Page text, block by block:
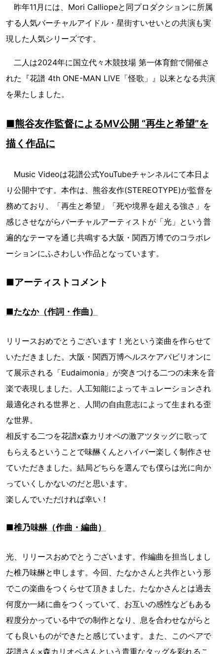
昨年11月には、Mori Calliopeと同プロダクションに所属
する人気バーチャルアイドル・星街すいせいとの共演も実
現した人気シリーズです。
二人は2024年に国立代々木競技場 第一体育館で開催さ
れた『花譜 4th ONE-MAN LIVE「怪歌」』以来となる共演
を果たしました。
■熊谷友作監督によるMV公開 “再生と希望”を
描く作品に
Music Videoは花譜公式YouTubeチャンネルにて本日よ
り公開中です。本作は、熊谷友作(STEREOTYPE)が監督を
務めており、「再生と希望」「死や境界を超える強さ」を
感じさせながらバーチャルアーティストが「光」という普
遍的なテーマを通じ共鳴する大阪・関西万博でのコラボレ
ーションにふさわしい作品となっています。
■アーティストコメント
■たなか（作詞・作曲）
リリースおめでとうございます！光という楽曲を作らせて
いただきました。大阪・関西万博ヘルスケアパビリオンに
て展示される「Eudaimonia」が突きつける二つの未来を音
楽で表現しました。人工知能によってキュレーションされ
最適化される世界と、人間の自由意志によって生まれる歪
な世界。
相反する二つを花譜x森カリオペの激アツタッグに歌って
もらえるということで味醂くんとハイパー楽しく制作させ
ていただきました。結局どちらを選んでも僕らは光に向か
っていくしかないのだと思います。
楽しんでいただければ幸い！
■椎乃味醂（作曲・編曲）
光、リリースおめでとうございます。作編曲を担当しまし
た椎乃味醂と申します。今回、たなかさんと共作という形
でこの楽曲をつくらせて頂きました。たなかさんとは過去
何度か一緒に曲をつくっていて、お互いの感性などもある
程度分かっている中での制作となり、息を合わせながらと
ても良いものができたと感じています。また、このペアで
花譜さん×森カリオペさんという貴重なタッグを彩れるこ